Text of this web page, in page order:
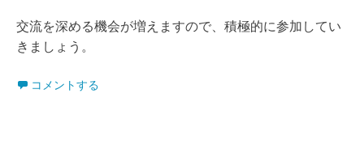
交流を深める機会が増えますので、積極的に参加してい
きましょう。
コメントする